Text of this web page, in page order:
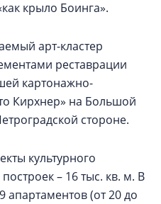
крыло Боинга».
арт-кластер
реставрации
картонажно-
Кирхнер» на Большой
стороне.
культурного
– 16 тыс. кв. м. В
апартаментов (от 20 до